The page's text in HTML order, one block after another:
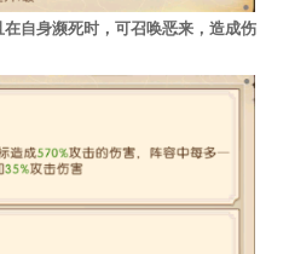
自身濒死时，可召唤恶来，造成伤